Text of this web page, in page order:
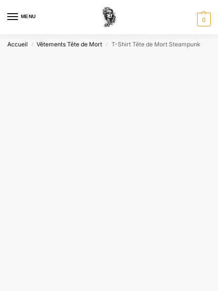
MENU 0
Accueil / Vêtements Tête de Mort / T-Shirt Tête de Mort Steampunk